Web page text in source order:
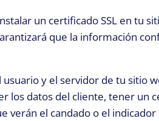
un certificado SSL en tu
que la información
y el servidor de tu sitio
los datos del cliente, tener un
verán el candado o el